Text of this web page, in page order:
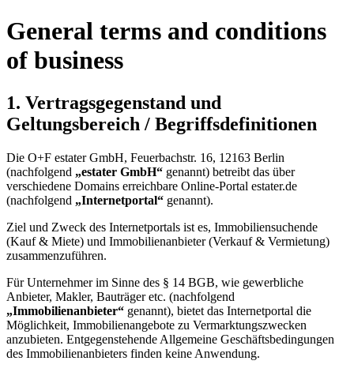
General terms and conditions
of business
1. Vertragsgegenstand und
Geltungsbereich / Begriffsdefinitionen
Die O+F estater GmbH, Feuerbachstr. 16, 12163 Berlin
(nachfolgend „estater GmbH“ genannt) betreibt das über
verschiedene Domains erreichbare Online-Portal estater.de
(nachfolgend „Internetportal“ genannt).
Ziel und Zweck des Internetportals ist es, Immobiliensuchende
(Kauf & Miete) und Immobilienanbieter (Verkauf & Vermietung)
zusammenzuführen.
Für Unternehmer im Sinne des § 14 BGB, wie gewerbliche
Anbieter, Makler, Bauträger etc. (nachfolgend
„Immobilienanbieter“ genannt), bietet das Internetportal die
Möglichkeit, Immobilienangebote zu Vermarktungszwecken
anzubieten. Entgegenstehende Allgemeine Geschäftsbedingungen
des Immobilienanbieters finden keine Anwendung.